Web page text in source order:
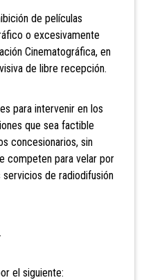
de películas
o excesivamente
Cinematográfica, en
de libre recepción.
para intervenir en los
que sea factible
concesionarios, sin
competen para velar por
de radiodifusión
.
el siguiente: